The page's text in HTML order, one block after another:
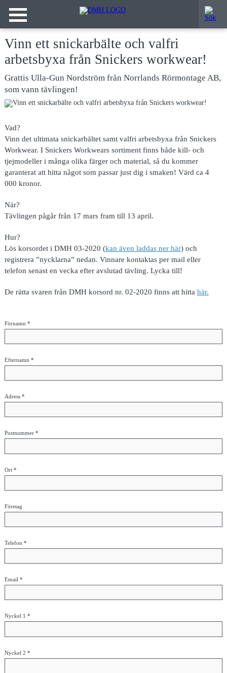
Vinn ett snickarbälte och valfri
arbetsbyxa från Snickers workwear!
Grattis Ulla-Gun Nordström från Norrlands Rörmontage AB,
som vann tävlingen!
Vad?
Vinn det ultimata snickarbältet samt valfri arbetsbyxa från Snickers
Workwear. I Snickers Workwears sortiment finns både kill- och
tjejmodeller i många olika färger och material, så du kommer
garanterat att hitta något som passar just dig i smaken! Värd ca 4
000 kronor.
När?
Tävlingen pågår från 17 mars fram till 13 april.
Hur?
Lös korsordet i DMH 03-2020 (kan även laddas ner här) och
registrera ”nycklarna” nedan. Vinnare kontaktas per mail eller
telefon senast en vecka efter avslutad tävling. Lycka till!
De rätta svaren från DMH korsord nr. 02-2020 finns att hitta här.
Förnamn *
Efternamn *
Adress *
Postnummer *
Ort *
Företag
Telefon *
Email *
Nyckel 1 *
Nyckel 2 *